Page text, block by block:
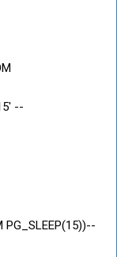
--
PG_SLEEP(15))--